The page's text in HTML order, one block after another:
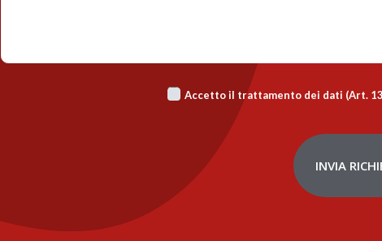
Accetto il trattamento dei dati (Art.
INVIA